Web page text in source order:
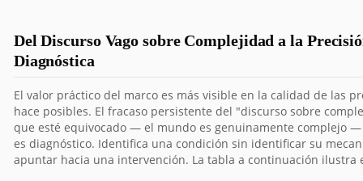
Del Discurso Vago sobre Complejidad a la
Diagnóstica
El valor práctico del marco es más visible en la calidad de las
hace posibles. El fracaso persistente del "discurso sobre
que esté equivocado — el mundo es genuinamente complejo
es diagnóstico. Identifica una condición sin identificar su
apuntar hacia una intervención. La tabla a continuación ilustra